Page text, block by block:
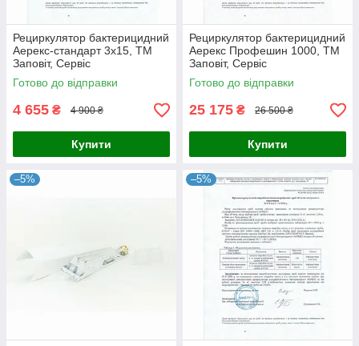
Рециркулятор бактерицидний
Аерекс-стандарт 3x15, ТМ
Заповіт, Сервіс
Готово до відправки
4 655 ₴ 4 900 ₴
Купити
Рециркулятор бактерицидний
Аерекс Профешин 1000, ТМ
Заповіт, Сервіс
Готово до відправки
25 175 ₴ 26 500 ₴
Купити
–5% –5%